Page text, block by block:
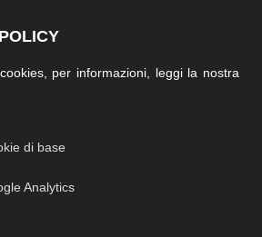
per informazioni, leggi la nostra
di base
Analytics